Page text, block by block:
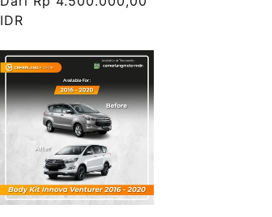
reguler
IDR